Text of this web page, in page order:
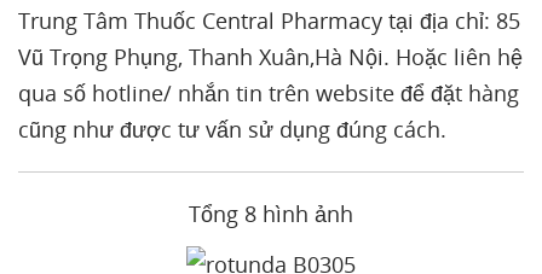
Trung Tâm Thuốc Central Pharmacy tại địa chỉ: 85
Vũ Trọng Phụng, Thanh Xuân,Hà Nội. Hoặc liên hệ
qua số hotline/ nhắn tin trên website để đặt hàng
cũng như được tư vấn sử dụng đúng cách.
Tổng 8 hình ảnh